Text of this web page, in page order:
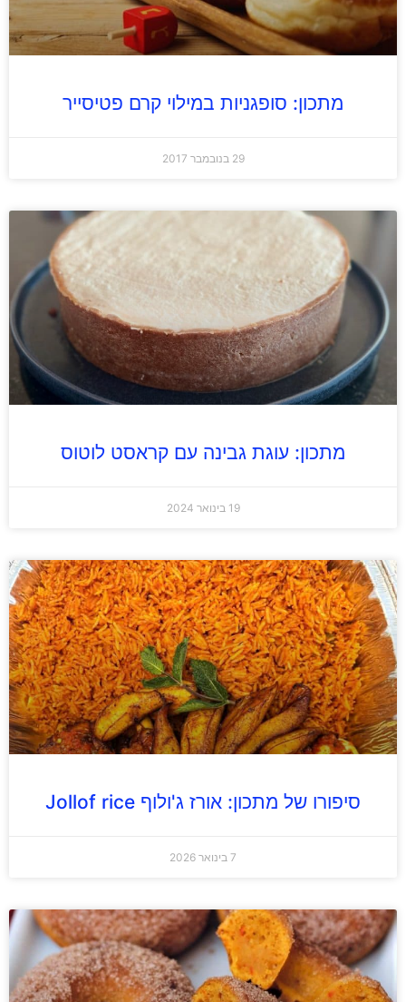
מתכון: סופגניות במילוי קרם פטיסייר
29 בנובמבר 2017
מתכון: עוגת גבינה עם קראסט לוטוס
19 בינואר 2024
סיפורו של מתכון: אורז ג'ולוף Jollof rice
7 בינואר 2026